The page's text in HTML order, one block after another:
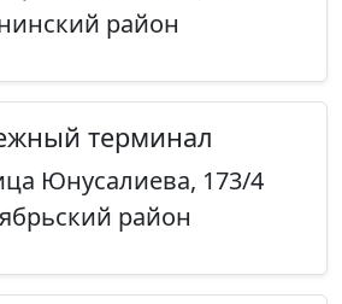
район
терминал
Юнусалиева, 173/4
район